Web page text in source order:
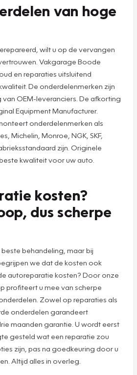
van hoge
wilt u op de vervangen
Vakgarage Boode
en reparaties uitsluitend
De onderdelenmerken zijn
OEM-leveranciers. De afkorting
Equipment Manufacturer.
onderdelenmerken als
Michelin, Monroe, NGK, SKF,
zijn. Originele
kwaliteit voor uw auto.
kosten?
dus scherpe
behandeling, maar bij
we dat de kosten ook
autoreparatie kosten? Door onze
profiteert u mee van scherpe
Zowel op reparaties als
onderdelen garandeert
maanden garantie. U wordt eerst
gesteld wat een reparatie zou
zijn, pas na goedkeuring door u
Altijd alles in overleg.